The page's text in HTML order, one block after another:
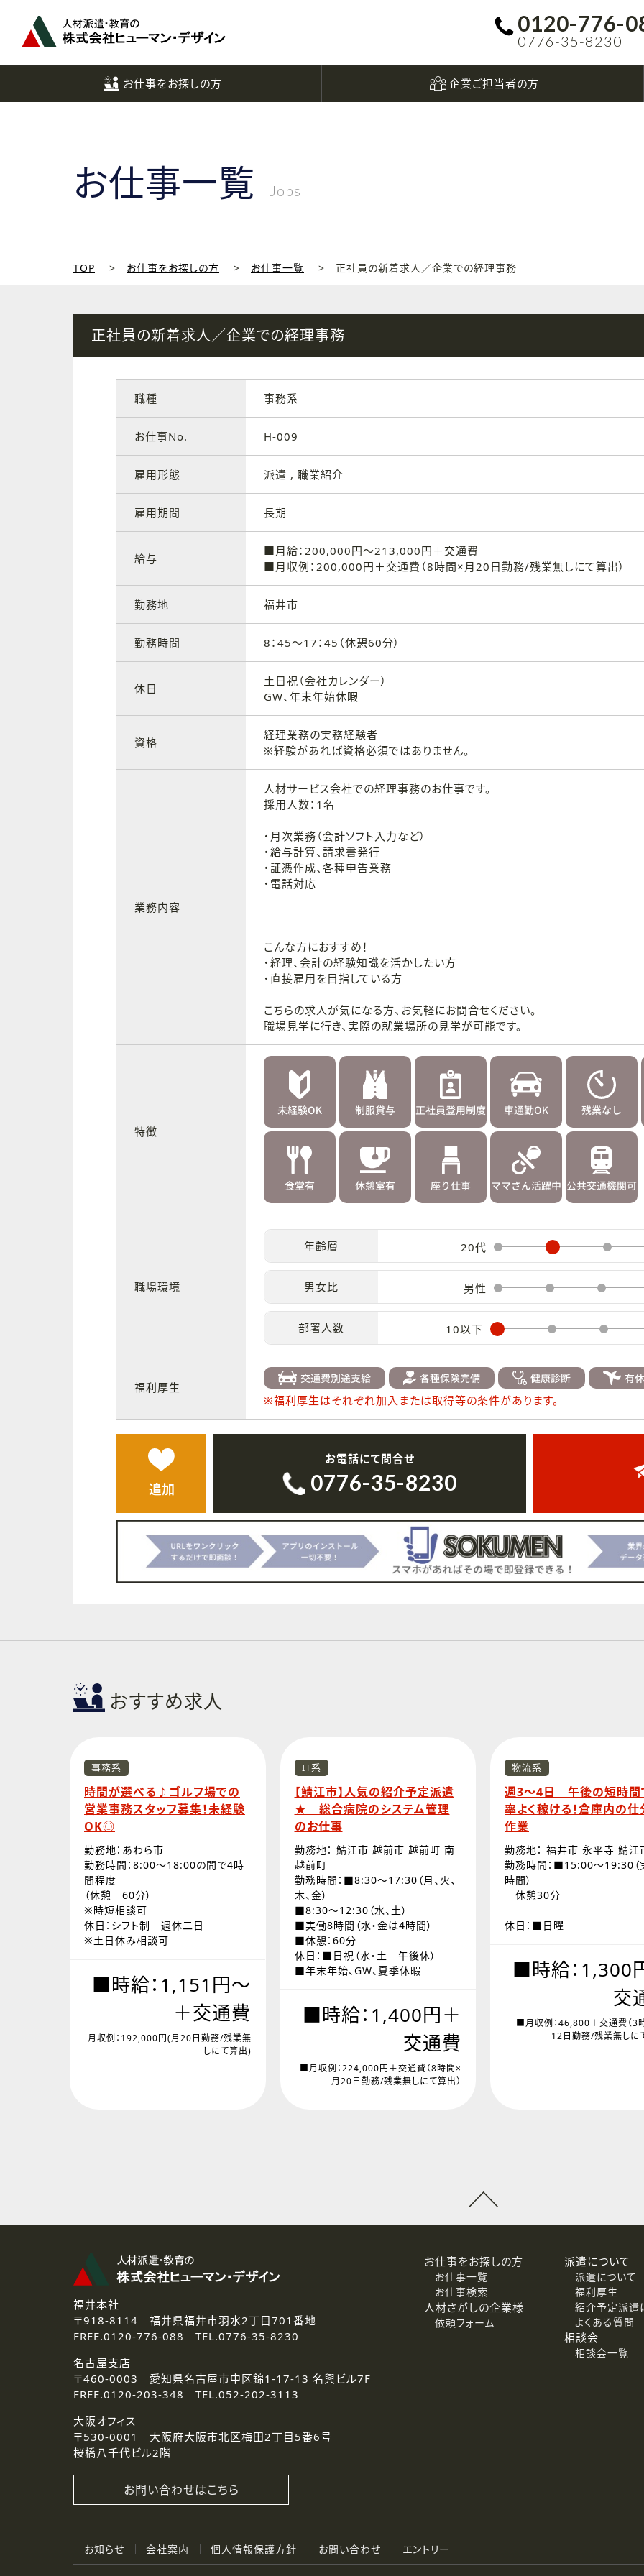
0120-776-
0776-35-8230
お仕事をお探しの方 企業ご担当者の方
お仕事一覧 Jobs
TOP お仕事をお探しの方 お仕事一覧 正社員の新着求人／企業での経理事務
正社員の新着求人／企業での経理事務
職種 事務系
お仕事No. H-009
雇用形態 派遣 , 職業紹介
雇用期間 長期
給与
■月給：200,000円～213,000円＋交通費
■月収例：200,000円＋交通費（8時間×月20日勤務/残業無しにて算出）
勤務地 福井市
勤務時間 8：45～17：45（休憩60分）
休日
土日祝（会社カレンダー）
GW、年末年始休暇
資格
経理業務の実務経験者
※経験があれば資格必須ではありません。
業務内容
人材サービス会社での経理事務のお仕事です。
採用人数：1名
・月次業務（会計ソフト入力など）
・給与計算、請求書発行
・証憑作成、各種申告業務
・電話対応
こんな方におすすめ！
・経理、会計の経験知識を活かしたい方
・直接雇用を目指している方
こちらの求人が気になる方、お気軽にお問合せください。
職場見学に行き、実際の就業場所の見学が可能です。
特徴
職場環境
年齢層 20代
男女比 男性
部署人数 10以下
福利厚生
※福利厚生はそれぞれ加入または取得等の条件があります。
追加
お電話にて問合せ
0776-35-8230
おすすめ求人
事務系
時間が選べる♪ゴルフ場での
営業事務スタッフ募集！未経験
OK◎
勤務地：あわら市
勤務時間：8:00～18:00の間で4時
間程度
（休憩 60分）
※時短相談可
休日：シフト制 週休二日
※土日休み相談可
■時給：1,151円～
＋交通費
月収例：192,000円(月20日勤務/残業無
しにて算出)
IT系
【鯖江市】人気の紹介予定派遣
★ 総合病院のシステム管理
のお仕事
勤務地： 鯖江市 越前市 越前町 南
越前町
勤務時間：■8:30～17:30（月、火、
木、金）
■8:30～12:30（水、土）
■実働8時間（水・金は4時間）
■休憩：60分
休日：■日祝（水・土 午後休）
■年末年始、GW、夏季休暇
■時給：1,400円＋
交通費
■月収例：224,000円＋交通費（8時間×
月20日勤務/残業無しにて算出）
物流系
週3～4日 午後の短時間
率よく稼ける！倉庫内の仕
作業
勤務地： 福井市 永平寺 鯖江
勤務時間：■15:00～19:30（
時間）
休憩30分
休日：■日曜
■時給：1,300
交
■月収例：46,800＋交通費（3
12日勤務/残業無しに
へ
福井本社
〒918-8114 福井県福井市羽水2丁目701番地
FREE.0120-776-088 TEL.0776-35-8230
名古屋支店
〒460-0003 愛知県名古屋市中区錦1-17-13 名興ビル7F
FREE.0120-203-348 TEL.052-202-3113
大阪オフィス
〒530-0001 大阪府大阪市北区梅田2丁目5番6号
桜橋八千代ビル2階
お問い合わせはこちら
お仕事をお探しの方
お仕事一覧
お仕事検索
人材さがしの企業様
依頼フォーム
派遣について
派遣について
福利厚生
紹介予定派遣
よくある質問
相談会
相談会一覧
お知らせ 会社案内 個人情報保護方針 お問い合わせ エントリー